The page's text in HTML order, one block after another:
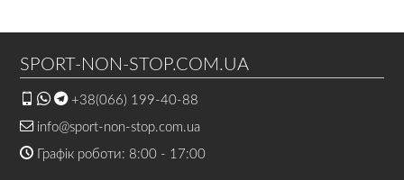
SPORT-NON-STOP.COM.UA
+38(066) 199-40-88
info@sport-non-stop.com.ua
Графік роботи: 8:00 - 17:00